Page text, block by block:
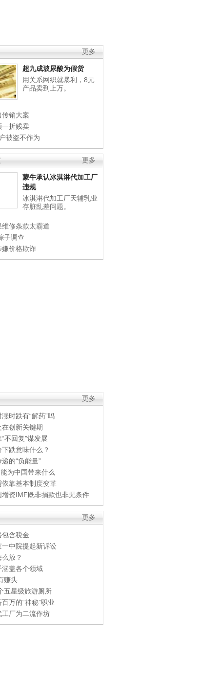
更多
超九成玻尿酸为假货
用关系网织就暴利，8元
产品卖到上万。
传销大案
一折贱卖
被盗不作为
更多
蒙牛承认冰淇淋代加工厂
违规
冰淇淋代加工厂天辅乳业
存脏乱差问题。
修条款太霸道
子调查
嫌价格欺诈
更多
时跌有“解药”吗
创新关键期
不回复”谋发展
跌意味什么？
的“负能量”
为中国带来什么
靠基本制度变革
资IMF既非捐款也非无条件
更多
包含税金
中院提起新诉讼
放？
盖各个领域
赚头
五星级旅游厕所
万的“神秘”职业
厂为二流作坊